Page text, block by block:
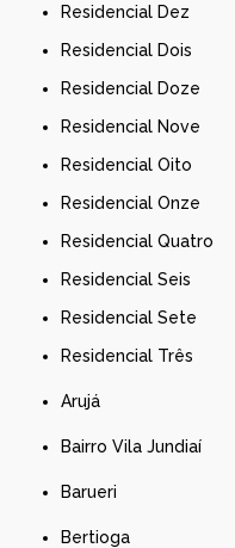
Residencial Dez
Residencial Dois
Residencial Doze
Residencial Nove
Residencial Oito
Residencial Onze
Residencial Quatro
Residencial Seis
Residencial Sete
Residencial Três
Arujá
Bairro Vila Jundiaí
Barueri
Bertioga